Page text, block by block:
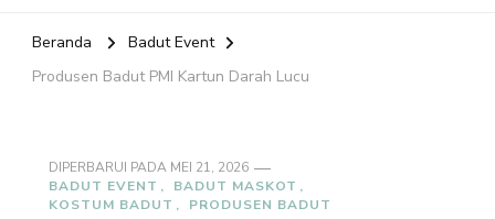
Beranda
Badut Event
Produsen Badut PMI Kartun Darah Lucu
DIPERBARUI PADA MEI 21, 2026
BADUT EVENT
BADUT MASKOT
KOSTUM BADUT
PRODUSEN BADUT